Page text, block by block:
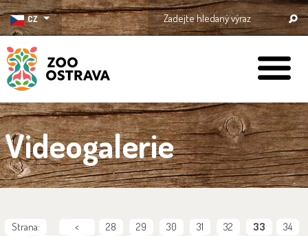
CZ
ZOO Ostrava
Videogalerie
Strana: < 28 29 30 31 32 33
34